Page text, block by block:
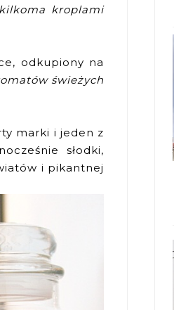
kroplami
odkupiony na
świeżych
marki i jeden z
słodki,
i pikantnej